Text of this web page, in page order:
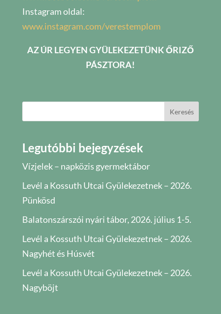
Instagram oldal:
www.instagram.com/verestemplom
AZ ÚR LEGYEN GYÜLEKEZETÜNK ŐRIZŐ
PÁSZTORA!
Keresés
Legutóbbi bejegyzések
Vízjelek – napközis gyermektábor
Levél a Kossuth Utcai Gyülekezetnek – 2026.
Pünkösd
Balatonszárszói nyári tábor, 2026. július 1-5.
Levél a Kossuth Utcai Gyülekezetnek – 2026.
Nagyhét és Húsvét
Levél a Kossuth Utcai Gyülekezetnek – 2026.
Nagyböjt